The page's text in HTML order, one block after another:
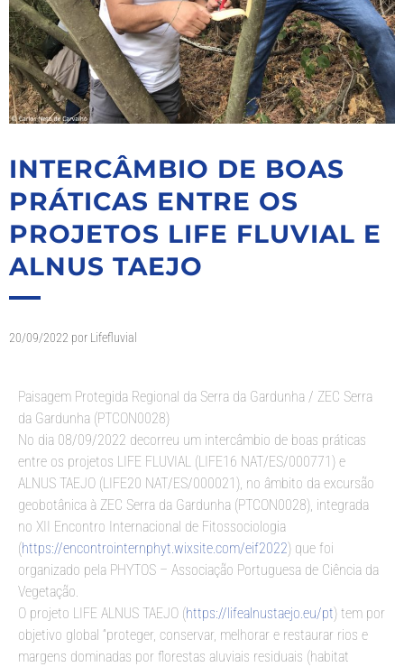
INTERCÂMBIO DE BOAS
PRÁTICAS ENTRE OS
PROJETOS LIFE FLUVIAL E
ALNUS TAEJO
20/09/2022 por Lifefluvial
Paisagem Protegida Regional da Serra da Gardunha / ZEC Serra
da Gardunha (PTCON0028)
No dia 08/09/2022 decorreu um intercâmbio de boas práticas
entre os projetos LIFE FLUVIAL (LIFE16 NAT/ES/000771) e
ALNUS TAEJO (LIFE20 NAT/ES/000021), no âmbito da excursão
geobotânica à ZEC Serra da Gardunha (PTCON0028), integrada
no XII Encontro Internacional de Fitossociologia
(https://encontrointernphyt.wixsite.com/eif2022) que foi
organizado pela PHYTOS – Associação Portuguesa de Ciência da
Vegetação.
O projeto LIFE ALNUS TAEJO (https://lifealnustaejo.eu/pt) tem por
objetivo global “proteger, conservar, melhorar e restaurar rios e
margens dominadas por florestas aluviais residuais (habitat